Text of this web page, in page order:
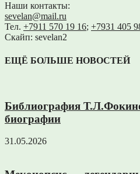
Наши контакты:
sevelan@mail.ru
Тел. +7911 570 19 16; +7931 405
Скайп: sevelan2
ЕЩЁ БОЛЬШЕ НОВОСТЕЙ
Библиография
биографии
31.05.2026